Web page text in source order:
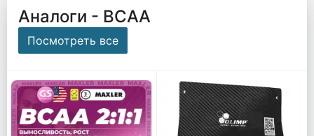
Аналоги - ВСАА
Посмотреть все